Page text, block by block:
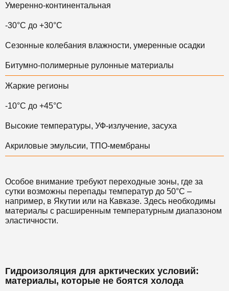
Умеренно-континентальная
-30°C до +30°C
Сезонные колебания влажности, умеренные осадки
Битумно-полимерные рулонные материалы
Жаркие регионы
-10°C до +45°C
Высокие температуры, УФ-излучение, засуха
Акриловые эмульсии, ТПО-мембраны
Особое внимание требуют переходные зоны, где за
сутки возможны перепады температур до 50°C –
например, в Якутии или на Кавказе. Здесь необходимы
материалы с расширенным температурным диапазоном
эластичности.
Гидроизоляция для арктических условий:
материалы, которые не боятся холода